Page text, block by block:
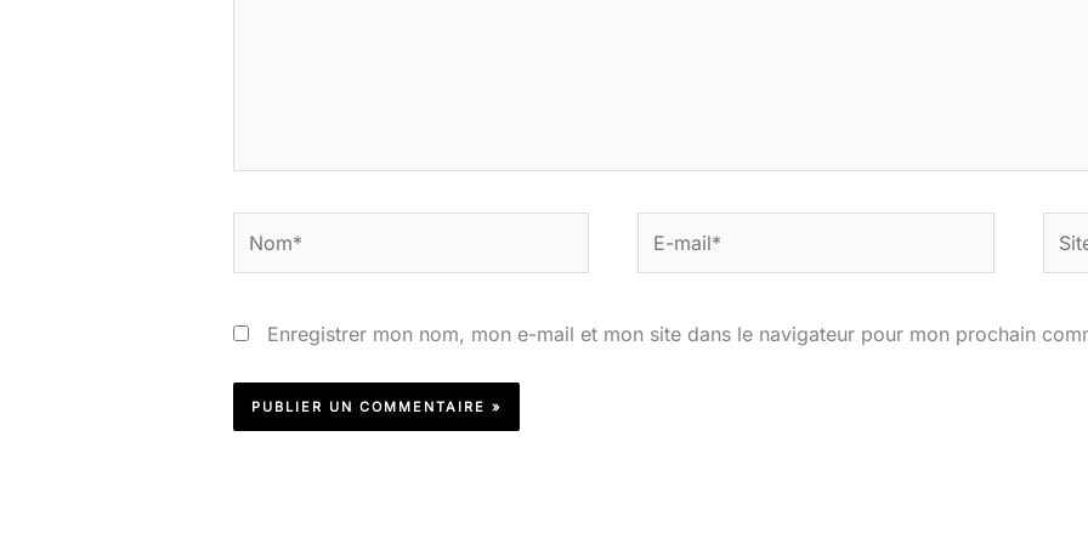
mail*
Enregistrer mon nom, mon e-mail et mon site dans le navigateur pour mon prochain